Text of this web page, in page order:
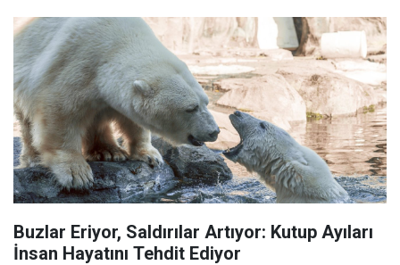
Buzlar Eriyor, Saldırılar Artıyor: Kutup Ayıları
İnsan Hayatını Tehdit Ediyor